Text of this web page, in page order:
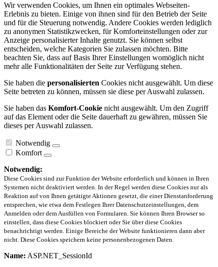
Wir verwenden Cookies, um Ihnen ein optimales Webseiten-
Erlebnis zu bieten. Einige von ihnen sind für den Betrieb der Seite
und für die Steuerung notwendig. Andere Cookies werden lediglich
zu anonymen Statistikzwecken, für Komforteinstellungen oder zur
Anzeige personalisierter Inhalte genutzt. Sie können selbst
entscheiden, welche Kategorien Sie zulassen möchten. Bitte
beachten Sie, dass auf Basis Ihrer Einstellungen womöglich nicht
mehr alle Funktionalitäten der Seite zur Verfügung stehen.
Sie haben die personalisierten Cookies nicht ausgewählt. Um diese
Seite betreten zu können, müssen sie diese per Auswahl zulassen.
Sie haben das Komfort-Cookie nicht ausgewählt. Um den Zugriff
auf das Element oder die Seite dauerhaft zu gewähren, müssen Sie
dieses per Auswahl zulassen.
Notwendig
Komfort
Notwendig:
Diese Cookies sind zur Funktion der Website erforderlich und können in Ihren
Systemen nicht deaktiviert werden. In der Regel werden diese Cookies nur als
Reaktion auf von Ihnen getätigte Aktionen gesetzt, die einer Dienstanforderung
entsprechen, wie etwa dem Festlegen Ihrer Datenschutzeinstellungen, dem
Anmelden oder dem Ausfüllen von Formularen. Sie können Ihren Browser so
einstellen, dass diese Cookies blockiert oder Sie über diese Cookies
benachrichtigt werden. Einige Bereiche der Website funktionieren dann aber
nicht. Diese Cookies speichern keine personenbezogenen Daten.
Name: ASP.NET_SessionId